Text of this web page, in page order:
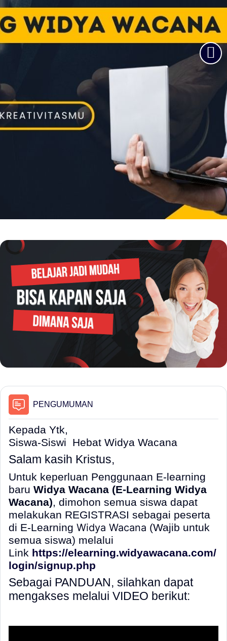
PENGUMUMAN
Kepada Ytk,
Siswa-Siswi Hebat Widya Wacana
Salam kasih Kristus,
Untuk keperluan Penggunaan E-learning
baru Widya Wacana (E-Learning Widya
Wacana), dimohon semua siswa dapat
melakukan REGISTRASI sebagai peserta
di E-Learning Widya Wacana (Wajib untuk
semua siswa) melalui
Link https://elearning.widyawacana.com/
login/signup.php
Sebagai PANDUAN, silahkan dapat
mengakses melalui VIDEO berikut: